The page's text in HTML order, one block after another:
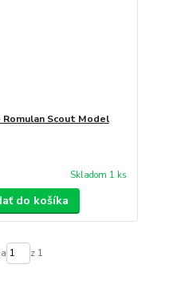
Scout Model
Skladom 1 ks
do košíka
z 1